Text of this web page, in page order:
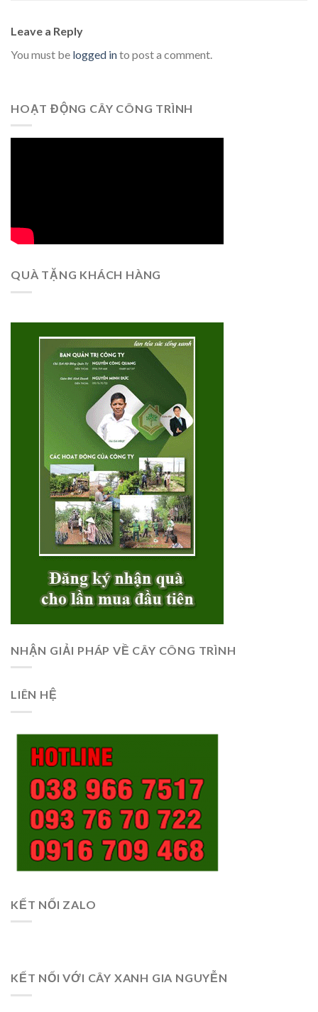
Leave a Reply
You must be logged into post a comment.
HOẠT ĐỘNG CÂY CÔNG TRÌNH
QUÀ TẶNG KHÁCH HÀNG
NHẬN GIẢI PHÁP VỀ CÂY CÔNG TRÌNH
LIÊN HỆ
KẾT NỐI ZALO
KẾT NỐI VỚI CÂY XANH GIA NGUYỄN